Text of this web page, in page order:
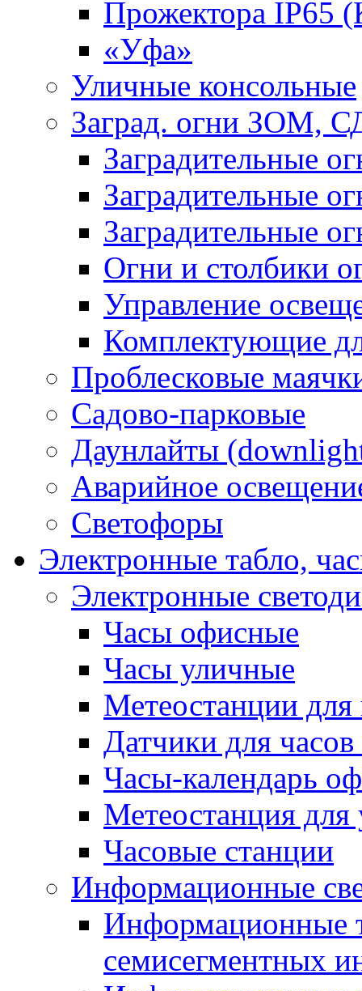
Прожектора IP65
«Уфа»
Уличные консольные
Заград. огни ЗОМ,
Заградительные
Заградительные
Заградительные
Огни и столбики
Управление
Комплектующие
Проблесковые
Садово-парковые
Даунлайты
Аварийное
Светофоры
Электронные табло,
Электронные
Часы офисные
Часы уличные
Метеостанции
Датчики для
Часы-календарь
Метеостанция
Часовые станции
Информационные
Информационные
семисегментных